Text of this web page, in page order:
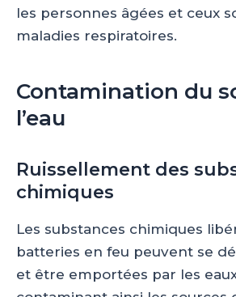
les personnes âgées et ceux
maladies respiratoires.
Contamination du
l’eau
Ruissellement des
chimiques
Les substances chimiques
batteries en feu peuvent se
et être emportées par les